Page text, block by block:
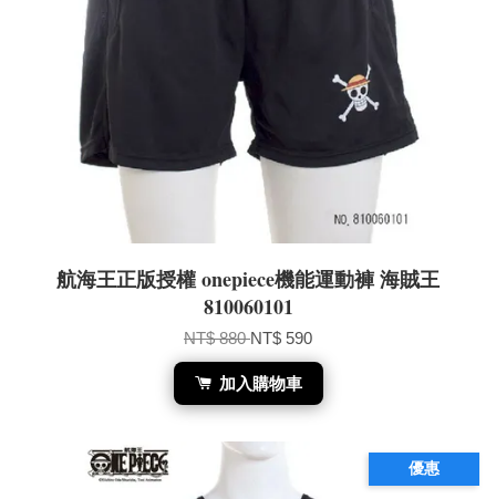
航海王正版授權 onepiece機能運動褲 海賊王
810060101
NT$ 880NT$ 590
加入購物車
優惠